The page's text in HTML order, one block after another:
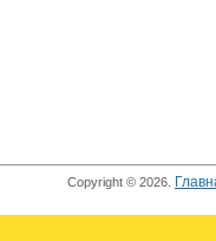
Copyright © 2026.